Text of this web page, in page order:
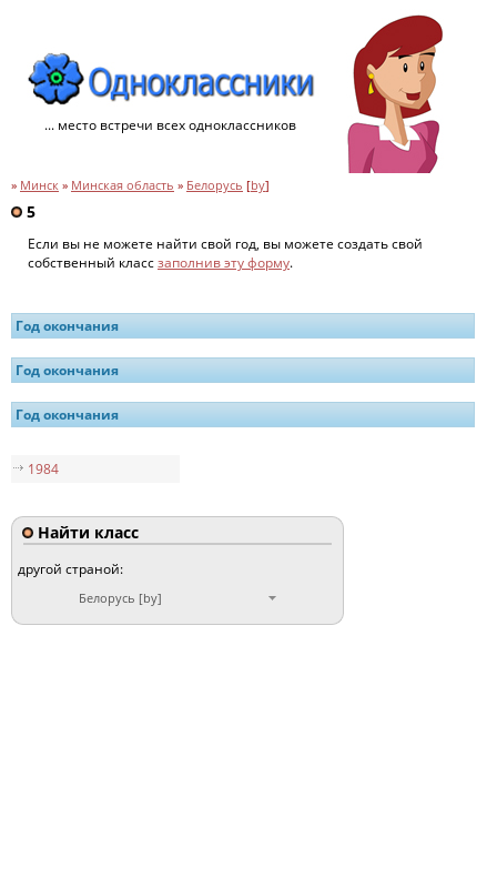
... место встречи всех одноклассников
» Минск » Минская область » Белорусь [by]
5
Если вы не можете найти свой год, вы можете создать свой
собственный классзаполнив эту форму.
Год окончания
Год окончания
Год окончания
1984
Найти класс
другой страной:
Белорусь [by]